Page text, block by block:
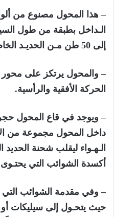
– هذا المحول مصنوع من
إلى 50 طن مـن الحديـد الخام في العملية الواحدة.
– والمحول يرتكز على
الحركة الأفقية والرأسية.
– ويوجد في قاع المحول حجرة
داخل المحول مجموعة من
الـهـواء ليقلب شحنة
أكسدة الشوائب التي يحتـوى
– وفي مقدمة الشوائب التي
حيث يتحـول إلى سيليكات